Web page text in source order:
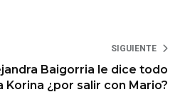
SIGUIENTE
Baigorria le dice todo
Korina ¿por salir con Mario?